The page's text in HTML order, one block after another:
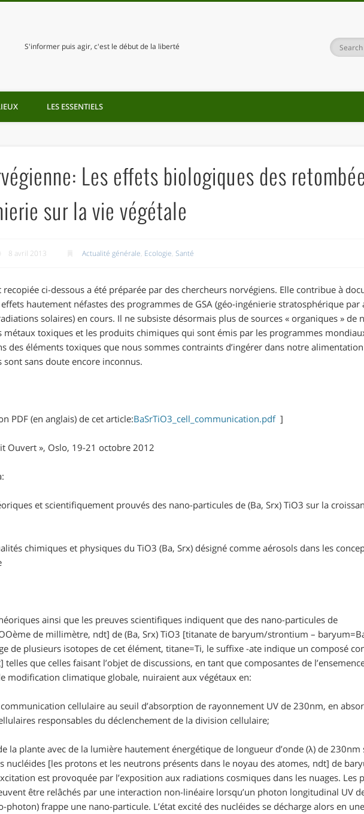
S'informer puis agir, c'est le début de la liberté
LES ESSENTIELS
Les effets biologiques des
sur la vie végétale
8 avril 2013 Actualité générale, Ecologie,Santé
recopiée ci-dessous a été préparée par des chercheurs norvégiens. Elle contribue à
hautement néfastes des programmes de GSA (géo-ingénierie stratosphérique par
solaires) en cours. Il ne subsiste désormais plus de sources « organiques » de
métaux toxiques et les produits chimiques qui sont émis par les programmes
des éléments toxiques que nous sommes contraints d’ingérer dans notre
sont sans doute encore inconnus.
PDF (en anglais) de cet article:BaSrTiO3_cell_communication.pdf]
Ouvert », Oslo, 19-21 octobre 2012
et scientifiquement prouvés des nano-particules de (Ba, Srx) TiO3 sur la
chimiques et physiques du TiO3 (Ba, Srx) désigné comme aérosols dans les
ainsi que les preuves scientifiques indiquent que des nano-particules de
de millimètre, ndt] de (Ba, Srx) TiO3 [titanate de baryum/strontium –
de plusieurs isotopes de cet élément, titane=Ti, le suffixe -ate indique un composé
telles que celles faisant l’objet de discussions, en tant que composantes de
modification climatique globale, nuiraient aux végétaux en:
cellulaire au seuil d’absorption de rayonnement UV de 230nm, en
responsables du déclenchement de la division cellulaire;
la plante avec de la lumière hautement énergétique de longueur d’onde (λ) de 230nm
nucléides [les protons et les neutrons présents dans le noyau des atomes, ndt] de
est provoquée par l’exposition aux radiations cosmiques dans les nuages. Les
être relâchés par une interaction non-linéaire lorsqu’un photon longitudinal UV
photon) frappe une nano-particule. L’état excité des nucléides se décharge alors en